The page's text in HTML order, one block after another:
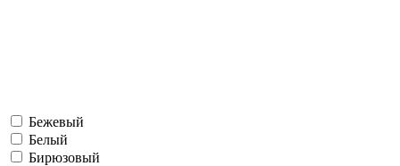
Бежевый
Белый
Бирюзовый